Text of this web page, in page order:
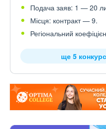
Подача заяв: 1 — 20
Місця: контракт — 9.
Регіональний
ще 5